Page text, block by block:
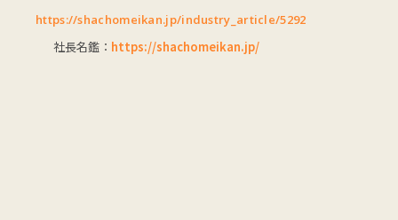
https://shachomeikan.jp/industry_article/5292
社長名鑑： https://shachomeikan.jp/